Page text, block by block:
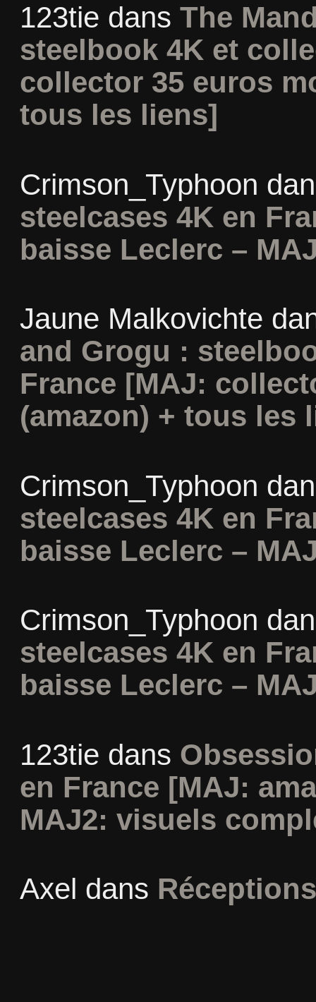
123tie dans The
steelbook 4K et
collector 35 euros
tous les liens]
Crimson_Typhoon
steelcases 4K en
baisse Leclerc –
Jaune Malkovichte
and Grogu :
France [MAJ:
(amazon) + tous les
Crimson_Typhoon
steelcases 4K en
baisse Leclerc –
Crimson_Typhoon
steelcases 4K en
baisse Leclerc –
123tie dans
en France [MAJ:
MAJ2: visuels
Axel dans